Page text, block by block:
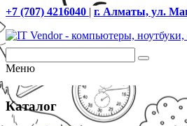
+7 (707) 4216040 | г. Алматы, ул.
Меню
Каталог